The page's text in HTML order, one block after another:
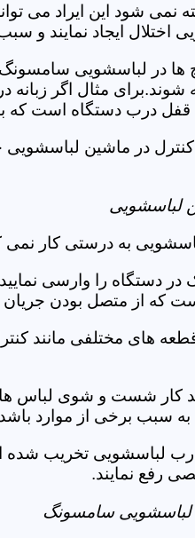
شود این ایراد می
ایجاد نمایند و
ها در لباسشویی
شوند.برای مثال اگر
درب دستگاه است که
کنترل در ماشین
لباسشویی
به درستی کار
در دستگاه را وارسی
است که از متصل بودن
های مختلفی مانند
کار شست و شوی لباس
سبب برخی از موارد
لباسشویی تخریب شده
رفع نمایند.
لباسشویی سامسونگ